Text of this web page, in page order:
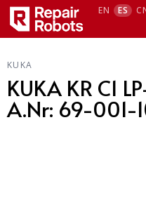
EN ES
KUKA
KUKA KR C1
A.Nr: 69-001-